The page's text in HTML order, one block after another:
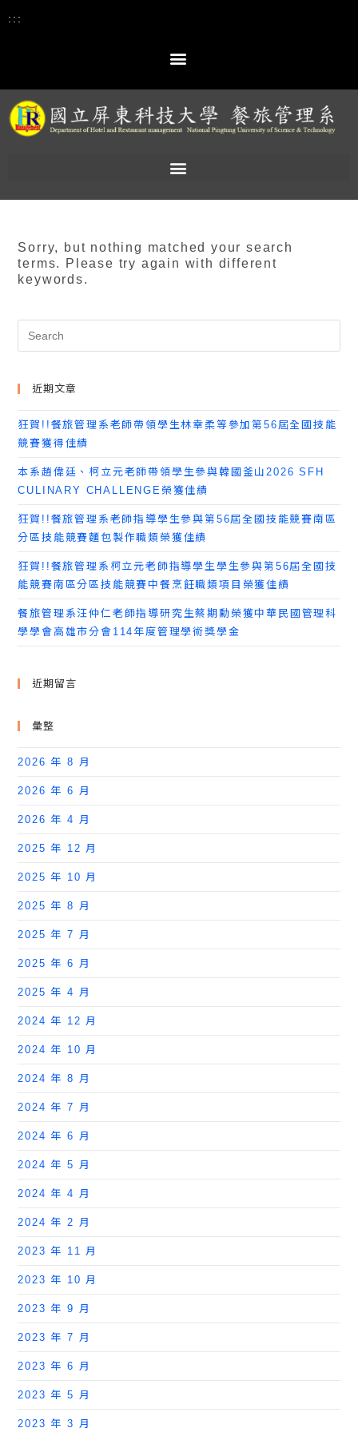
:::
Sorry, but nothing matched your search
terms. Please try again with different
keywords.
近期文章
狂賀!!餐旅管理系老師帶領學生林幸柔等參加第56屆全國技能
競賽獲得佳績
本系趙偉廷、柯立元老師帶領學生參與韓國釜山2026 SFH
CULINARY CHALLENGE榮獲佳績
狂賀!!餐旅管理系老師指導學生參與第56屆全國技能競賽南區
分區技能競賽麵包製作職類榮獲佳績
狂賀!!餐旅管理系柯立元老師指導學生學生參與第56屆全國技
能競賽南區分區技能競賽中餐烹飪職類項目榮獲佳績
餐旅管理系汪仲仁老師指導研究生蔡期勳榮獲中華民國管理科
學學會高雄市分會114年度管理學術獎學金
近期留言
彙整
2026 年 8 月
2026 年 6 月
2026 年 4 月
2025 年 12 月
2025 年 10 月
2025 年 8 月
2025 年 7 月
2025 年 6 月
2025 年 4 月
2024 年 12 月
2024 年 10 月
2024 年 8 月
2024 年 7 月
2024 年 6 月
2024 年 5 月
2024 年 4 月
2024 年 2 月
2023 年 11 月
2023 年 10 月
2023 年 9 月
2023 年 7 月
2023 年 6 月
2023 年 5 月
2023 年 3 月